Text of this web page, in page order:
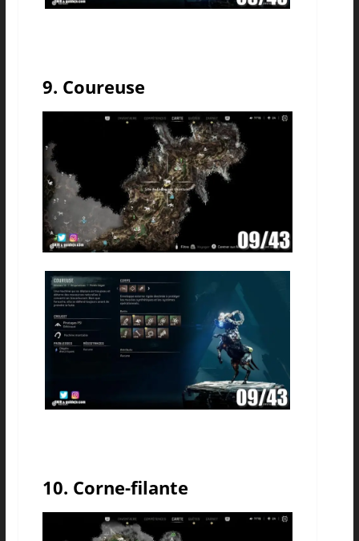
9. Coureuse
10. Corne-filante